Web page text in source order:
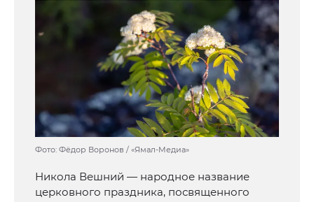
Фото: Фёдор Воронов / «Ямал-Медиа»
Никола Вешний — народное название
церковного праздника, посвященного